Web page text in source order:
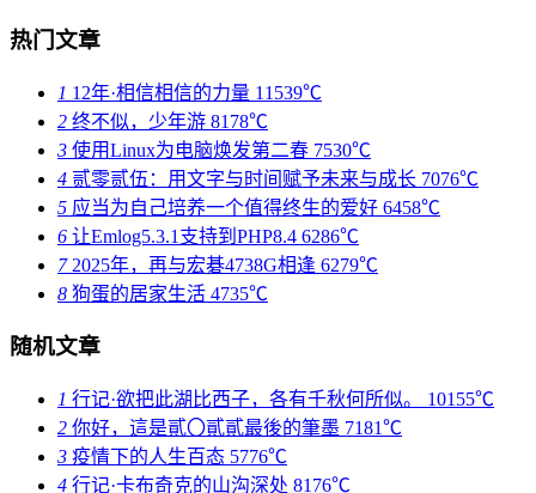
热门文章
1 12年·相信相信的力量 11539℃
2 终不似，少年游 8178℃
3 使用Linux为电脑焕发第二春 7530℃
4 贰零贰伍：用文字与时间赋予未来与成长 7076℃
5 应当为自己培养一个值得终生的爱好 6458℃
6 让Emlog5.3.1支持到PHP8.4 6286℃
72025年，再与宏碁4738G相逢 6279℃
8 狗蛋的居家生活 4735℃
随机文章
1 行记·欲把此湖比西子，各有千秋何所似。 10155℃
2 你好，這是貳〇貳貳最後的筆墨 7181℃
3 疫情下的人生百态 5776℃
4 行记·卡布奇克的山沟深处 8176℃